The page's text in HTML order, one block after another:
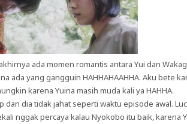
ada momen romantis antara Yui dan
ada yang gangguin HAHHAHAAHHA. Aku bete
karena Yuina masih muda kali ya HAHHA.
dia tidak jahat seperti waktu episode awal.
nggak percaya kalau Nyokobo itu baik, karena